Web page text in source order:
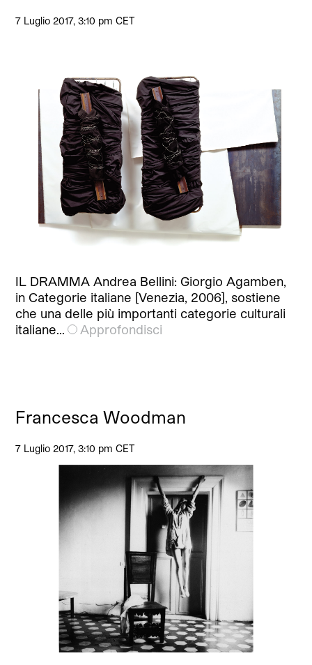
7 Luglio 2017, 3:10 pm CET
IL DRAMMA Andrea Bellini: Giorgio Agamben,
in Categorie italiane [Venezia, 2006], sostiene
che una delle più importanti categorie culturali
italiane…
Approfondisci
Francesca Woodman
7 Luglio 2017, 3:10 pm CET